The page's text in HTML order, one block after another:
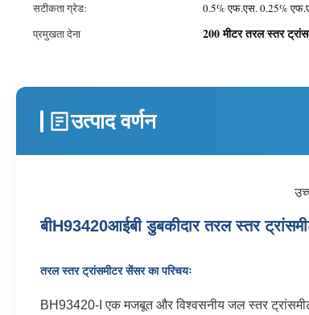
सटीकता ग्रेड:
0.5% एफ.एस. 0.25%
प्रमुखता देना
200 मीटर तरल स्तर
उत्पाद वर्णन
बीH93420आईबी डुबकीदार तरल स्तर
तरल स्तर ट्रांसमीटर सेंसर का परिचयः
BH93420-I एक मजबूत और विश्वसनीय जल स्तर